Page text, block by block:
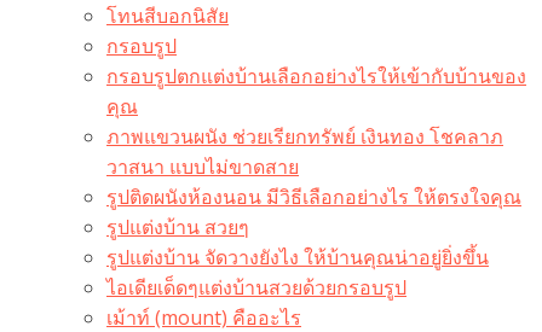
โทนสีบอกนิสัย
กรอบรูป
กรอบรูปตกแต่งบ้านเลือกอย่างไรให้เข้ากับบ้านของ
คุณ
ภาพแขวนผนัง ช่วยเรียกทรัพย์ เงินทอง โชคลาภ
วาสนา แบบไม่ขาดสาย
รูปติดผนังห้องนอน มีวิธีเลือกอย่างไร ให้ตรงใจคุณ
รูปแต่งบ้าน สวยๆ
รูปแต่งบ้าน จัดวางยังไง ให้บ้านคุณน่าอยู่ยิ่งขึ้น
ไอเดียเด็ดๆแต่งบ้านสวยด้วยกรอบรูป
เม้าท์ (mount) คืออะไร​